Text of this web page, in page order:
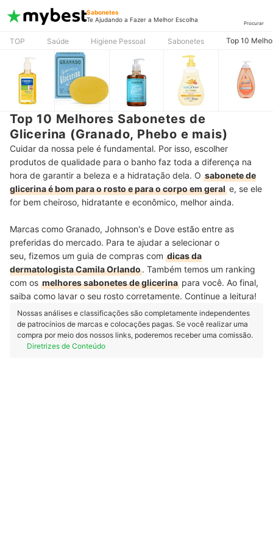
Sabonetes
Te Ajudando a Fazer a Melhor Escolha
Procurar
TOP Saúde Higiene Pessoal Sabonetes Top 10
Top 10 Melhores Sabonetes de
Glicerina (Granado, Phebo e mais)
Cuidar da nossa pele é fundamental. Por isso, escolher
produtos de qualidade para o banho faz toda a diferença na
hora de garantir a beleza e a hidratação dela. O sabonete de
glicerina é bom para o rosto e para o corpo em geral e, se ele
for bem cheiroso, hidratante e econômico, melhor ainda.
Marcas como Granado, Johnson's e Dove estão entre as
preferidas do mercado. Para te ajudar a selecionar o
seu, fizemos um guia de compras com dicas da
dermatologista Camila Orlando. Também temos um ranking
com os melhores sabonetes de glicerina para você. Ao final,
saiba como lavar o seu rosto corretamente. Continue a leitura!
Nossas análises e classificações são completamente independentes
de patrocínios de marcas e colocações pagas. Se você realizar uma
compra por meio dos nossos links, poderemos receber uma comissão.
Diretrizes de Conteúdo